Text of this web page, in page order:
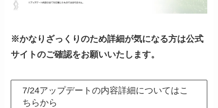
※かなりざっくりのため詳細が気になる方は公式
サイトのご確認をお願いいたします。
7/24アップデートの内容詳細についてはこ
ちらから